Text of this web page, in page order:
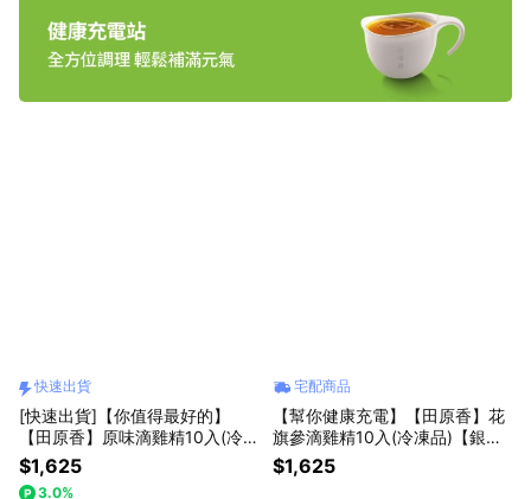
快速出貨
[快速出貨]【你值得最好的】
【田原香】原味滴雞精10入(冷
凍品) 銷售NO.1【有效對抗疲
勞】
$1,625
3.0%
宅配商品
【幫你健康充電】【田原香】花
旗參滴雞精10入(冷凍品)【銀髮
族/考生/上班族元氣快充必備】
$1,625